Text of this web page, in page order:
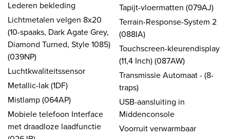
Lederen bekleding
Lichtmetalen velgen 8x20
(10-spaaks, Dark Agate Grey,
Diamond Turned, Style 1085)
(039NP)
Luchtkwaliteitssensor
Metallic-lak (1DF)
Mistlamp (064AP)
Mobiele telefoon Interface
met draadloze laadfunctie
Tapijt-vloermatten (079AJ)
Terrain-Response-System 2
(088IA)
Touchscreen-kleurendisplay
(11,4 Inch) (087AW)
Transmissie Automaat - (8-
traps)
USB-aansluiting in
Middenconsole
Voorruit verwarmbaar